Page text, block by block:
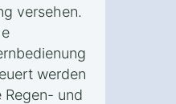
versehen.
werden
Regen- und